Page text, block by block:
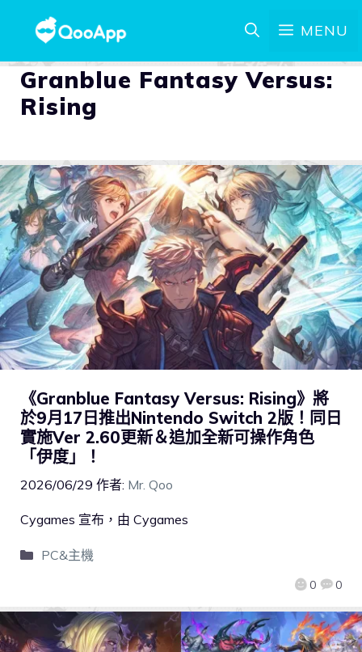
MENU
Granblue Fantasy Versus:
Rising
《Granblue Fantasy Versus: Rising》將
於9月17日推出Nintendo Switch 2版！同日
實施Ver 2.60更新＆追加全新可操作角色
「伊度」！
2026/06/29 作者: Mr. Qoo
0 0
Cygames 宣布，由 Cygames
PC&主機